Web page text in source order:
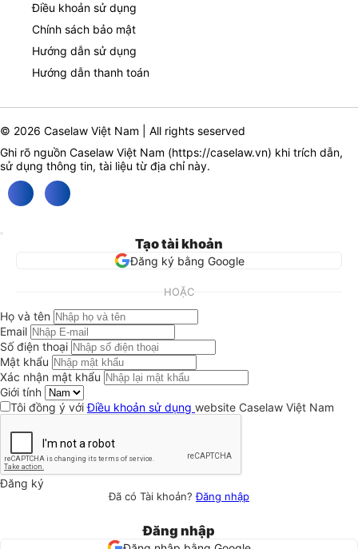
Điều khoản sử dụng
Chính sách bảo mật
Hướng dẫn sử dụng
Hướng dẫn thanh toán
© 2026 Caselaw Việt Nam | All rights seserved
Ghi rõ nguồn Caselaw Việt Nam (https://caselaw.vn) khi trích dẫn,
sử dụng thông tin, tài liệu từ địa chỉ này.
Tạo tài khoản
Đăng ký bằng Google
HOẶC
Họ và tên
Email
Số điện thoại
Mật khẩu
Xác nhận mật khẩu
Giới tính
Tôi đồng ý vớiĐiều khoản sử dụng website Caselaw Việt Nam
Đăng ký
Đã có Tài khoản?Đăng nhập
Đăng nhập